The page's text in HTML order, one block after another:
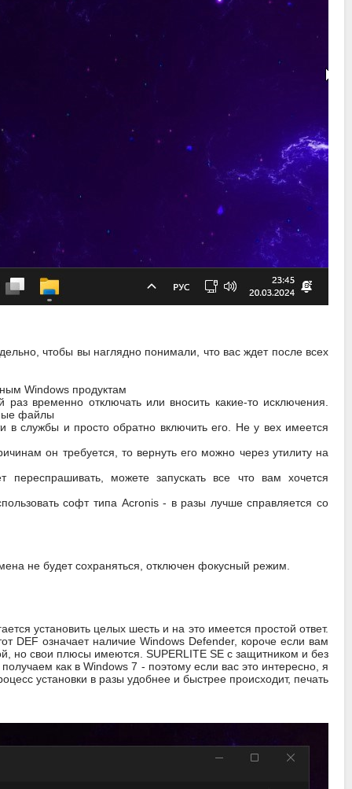
чтобы вы наглядно понимали, что вас ждет после всех
Windows продуктам
временно отключать или вносить какие-то исключения.
файлы
службы и просто обратно включить его. Не у вех имеется
он требуется, то вернуть его можно через утилиту на
можете запускать все что вам хочется
софт типа Acronis - в разы лучше справляется со
не будет сохраняться, отключен фокусный режим.
установить целых шесть и на это имеется простой ответ.
DEF означает наличие Windows Defender, короче если вам
но свои плюсы имеются. SUPERLITE SE с защитником и без
как в Windows 7 - поэтому если вас это интересно, я
установки в разы удобнее и быстрее происходит, печать